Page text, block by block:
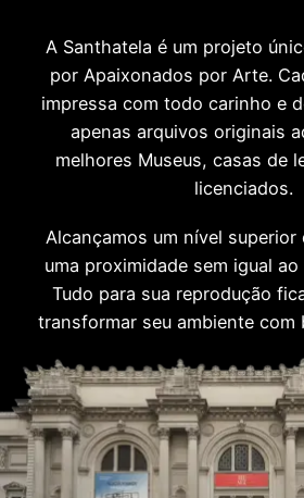
A Santhatela é um projeto
por Apaixonados por Arte.
impressa com todo carinho e
apenas arquivos originais
melhores Museus, casas de
licenciados.
Alcançamos um nível superior
uma proximidade sem igual
Tudo para sua reprodução
transformar seu ambiente com